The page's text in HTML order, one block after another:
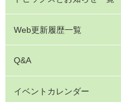
Web更新履歴一覧
Q&A
イベントカレンダー